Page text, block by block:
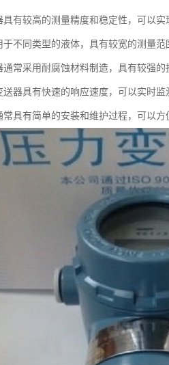
有较高的测量精度和稳定性，可以实
不同类型的液体，具有较宽的测量范
常采用耐腐蚀材料制造，具有较强的
器具有快速的响应速度，可以实时监
具有简单的安装和维护过程，可以